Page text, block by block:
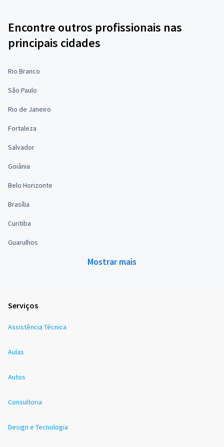
Encontre outros profissionais nas
principais cidades
Rio Branco
São Paulo
Rio de Janeiro
Fortaleza
Salvador
Goiânia
Belo Horizonte
Brasília
Curitiba
Guarulhos
Mostrar mais
Serviços
Assistência Técnica
Aulas
Autos
Consultoria
Design e Tecnologia